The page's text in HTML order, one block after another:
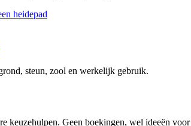
steun, zool en werkelijk gebruik.
keuzehulpen. Geen boekingen, wel ideeën